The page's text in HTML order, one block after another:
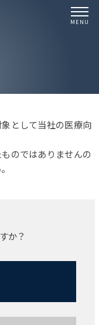
MENU
として当社の医療向
のではありませんの
か？